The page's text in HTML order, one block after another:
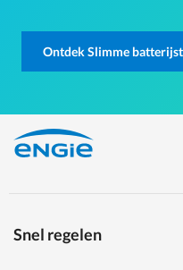
Ontdek Slimme
Snel regelen